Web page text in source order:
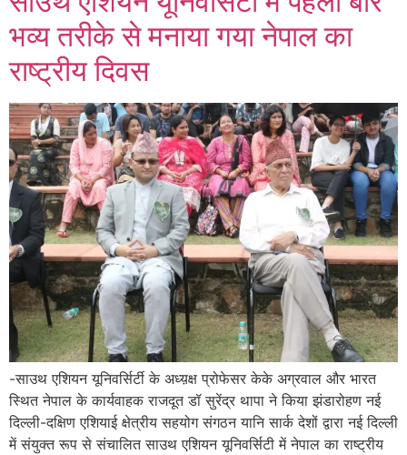
भव्य तरीके से मनाया गया नेपाल का
राष्ट्रीय दिवस
-साउथ एशियन यूनिवर्सिर्टी के अध्य़क्ष प्रोफेसर केके अग्रवाल और भारत
स्थित नेपाल के कार्यवाहक राजदूत डॉ सुरेंद्र थापा ने किया झंडारोहण नई
दिल्ली-दक्षिण एशियाई क्षेत्रीय सहयोग संगठन यानि सार्क देशों द्वारा नई दिल्ली
में संयुक्त रूप से संचालित साउथ एशियन यूनिवर्सिटी में नेपाल का राष्ट्रीय